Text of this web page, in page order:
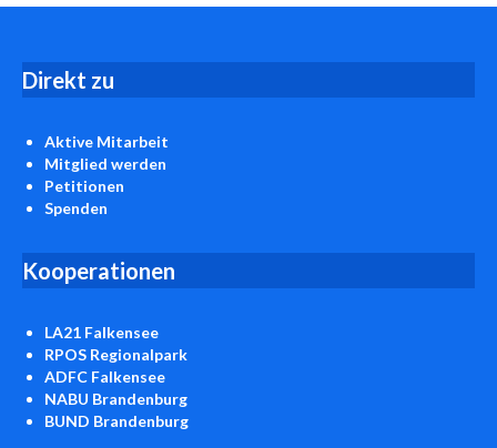
Direkt zu
Aktive Mitarbeit
Mitglied werden
Petitionen
Spenden
Kooperationen
LA21 Falkensee
RPOS Regionalpark
ADFC Falkensee
NABU Brandenburg
BUND Brandenburg